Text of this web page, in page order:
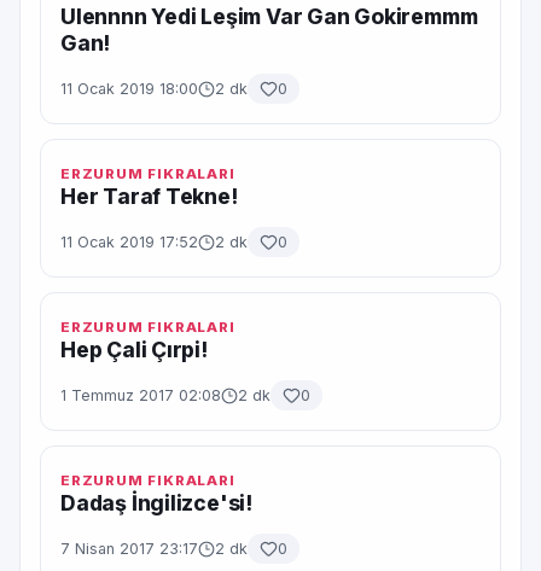
Ulennnn Yedi Leşim Var Gan Gokiremmm
Gan!
11 Ocak 2019 18:00 2 dk 0
ERZURUM FIKRALARI
Her Taraf Tekne!
11 Ocak 2019 17:52 2 dk 0
ERZURUM FIKRALARI
Hep Çali Çırpi!
1 Temmuz 2017 02:08 2 dk 0
ERZURUM FIKRALARI
Dadaş İngilizce'si!
7 Nisan 2017 23:17 2 dk 0